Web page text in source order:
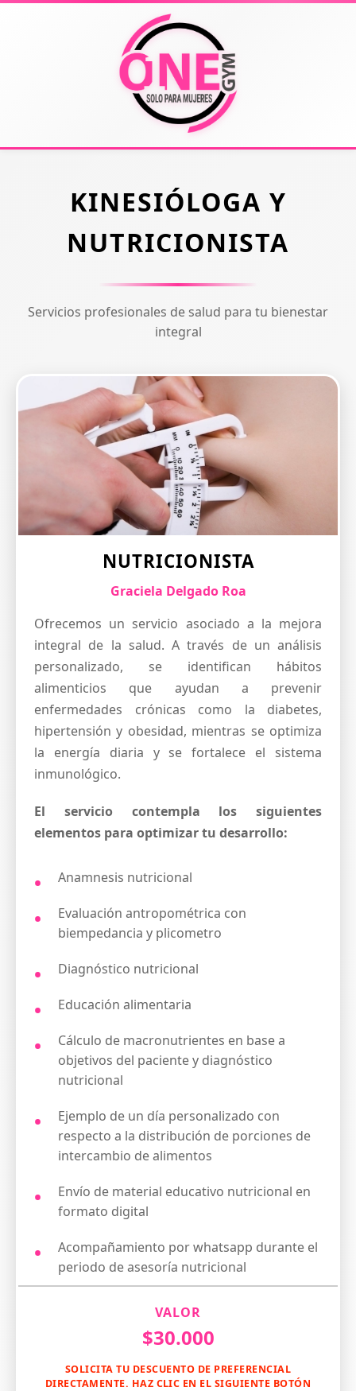
KINESIÓLOGA Y
NUTRICIONISTA
Servicios profesionales de salud para tu bienestar
integral
NUTRICIONISTA
Graciela Delgado Roa
Ofrecemos un servicio asociado a la mejora
integral de la salud. A través de un análisis
personalizado, se identifican hábitos
alimenticios que ayudan a prevenir
enfermedades crónicas como la diabetes,
hipertensión y obesidad, mientras se optimiza
la energía diaria y se fortalece el sistema
inmunológico.
El servicio contempla los siguientes
elementos para optimizar tu desarrollo:
Anamnesis nutricional
Evaluación antropométrica con
biempedancia y plicometro
Diagnóstico nutricional
Educación alimentaria
Cálculo de macronutrientes en base a
objetivos del paciente y diagnóstico
nutricional
Ejemplo de un día personalizado con
respecto a la distribución de porciones de
intercambio de alimentos
Envío de material educativo nutricional en
formato digital
Acompañamiento por whatsapp durante el
periodo de asesoría nutricional
VALOR
$30.000
SOLICITA TU DESCUENTO DE PREFERENCIAL
DIRECTAMENTE. HAZ CLIC EN EL SIGUIENTE BOTÓN